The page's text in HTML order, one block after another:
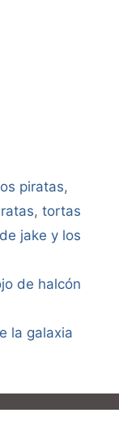
piratas,
, tortas
jake y los
de halcón
la galaxia